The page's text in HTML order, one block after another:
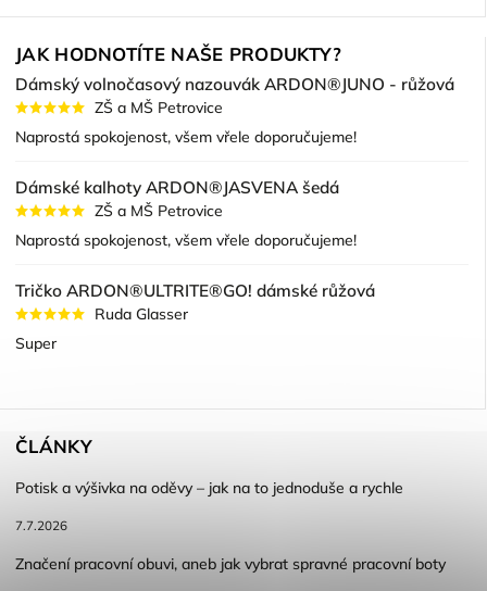
JAK HODNOTÍTE NAŠE PRODUKTY?
Dámský volnočasový nazouvák ARDON®JUNO - růžová
ZŠ a MŠ Petrovice
Naprostá spokojenost, všem vřele doporučujeme!
Dámské kalhoty ARDON®JASVENA šedá
ZŠ a MŠ Petrovice
Naprostá spokojenost, všem vřele doporučujeme!
Tričko ARDON®ULTRITE®GO! dámské růžová
Ruda Glasser
Super
ČLÁNKY
Potisk a výšivka na oděvy – jak na to jednoduše a rychle
7.7.2026
Značení pracovní obuvi, aneb jak vybrat spravné pracovní boty